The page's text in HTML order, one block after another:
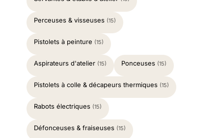
Perceuses & visseuses (15)
Pistolets à peinture (15)
Aspirateurs d'atelier (15) Ponceuses (15)
Pistolets à colle & décapeurs thermiques (15)
Rabots électriques (15)
Défonceuses & fraiseuses (15)